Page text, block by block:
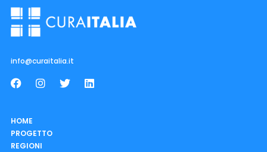
info@curaitalia.it
HOME
PROGETTO
REGIONI